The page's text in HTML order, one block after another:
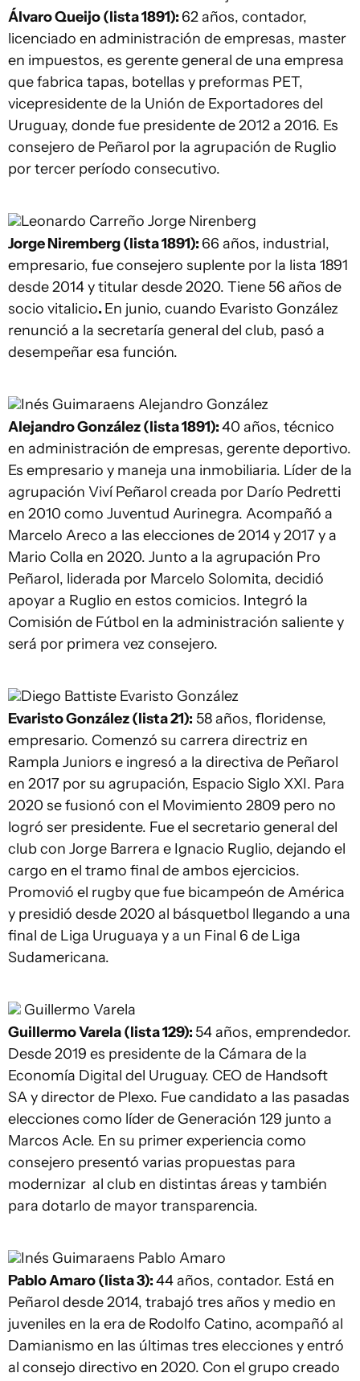
Álvaro Queijo (lista 1891): 62 años, contador,
licenciado en administración de empresas, master
en impuestos, es gerente general de una empresa
que fabrica tapas, botellas y preformas PET,
vicepresidente de la Unión de Exportadores del
Uruguay, donde fue presidente de 2012 a 2016. Es
consejero de Peñarol por la agrupación de Ruglio
por tercer período consecutivo.
Leonardo Carreño Jorge Nirenberg
Jorge Niremberg (lista 1891): 66 años, industrial,
empresario, fue consejero suplente por la lista 1891
desde 2014 y titular desde 2020. Tiene 56 años de
socio vitalicio. En junio, cuando Evaristo González
renunció a la secretaría general del club, pasó a
desempeñar esa función.
Inés Guimaraens Alejandro González
Alejandro González (lista 1891):40 años, técnico
en administración de empresas, gerente deportivo.
Es empresario y maneja una inmobiliaria. Líder de la
agrupación Viví Peñarol creada por Darío Pedretti
en 2010 como Juventud Aurinegra. Acompañó a
Marcelo Areco a las elecciones de 2014 y 2017 y a
Mario Colla en 2020. Junto a la agrupación Pro
Peñarol, liderada por Marcelo Solomita, decidió
apoyar a Ruglio en estos comicios. Integró la
Comisión de Fútbol en la administración saliente y
será por primera vez consejero.
Diego Battiste Evaristo González
Evaristo González (lista 21): 58 años, floridense,
empresario. Comenzó su carrera directriz en
Rampla Juniors e ingresó a la directiva de Peñarol
en 2017 por su agrupación, Espacio Siglo XXI. Para
2020 se fusionó con el Movimiento 2809 pero no
logró ser presidente. Fue el secretario general del
club con Jorge Barrera e Ignacio Ruglio, dejando el
cargo en el tramo final de ambos ejercicios.
Promovió el rugby que fue bicampeón de América
y presidió desde 2020 al básquetbol llegando a una
final de Liga Uruguaya y a un Final 6 de Liga
Sudamericana.
Guillermo Varela
Guillermo Varela (lista 129): 54 años, emprendedor.
Desde 2019 es presidente de la Cámara de la
Economía Digital del Uruguay. CEO de Handsoft
SA y director de Plexo. Fue candidato a las pasadas
elecciones como líder de Generación 129 junto a
Marcos Acle. En su primer experiencia como
consejero presentó varias propuestas para
modernizar al club en distintas áreas y también
para dotarlo de mayor transparencia.
Inés Guimaraens Pablo Amaro
Pablo Amaro (lista 3):44 años, contador. Está en
Peñarol desde 2014, trabajó tres años y medio en
juveniles en la era de Rodolfo Catino, acompañó al
Damianismo en las últimas tres elecciones y entró
al consejo directivo en 2020. Con el grupo creado